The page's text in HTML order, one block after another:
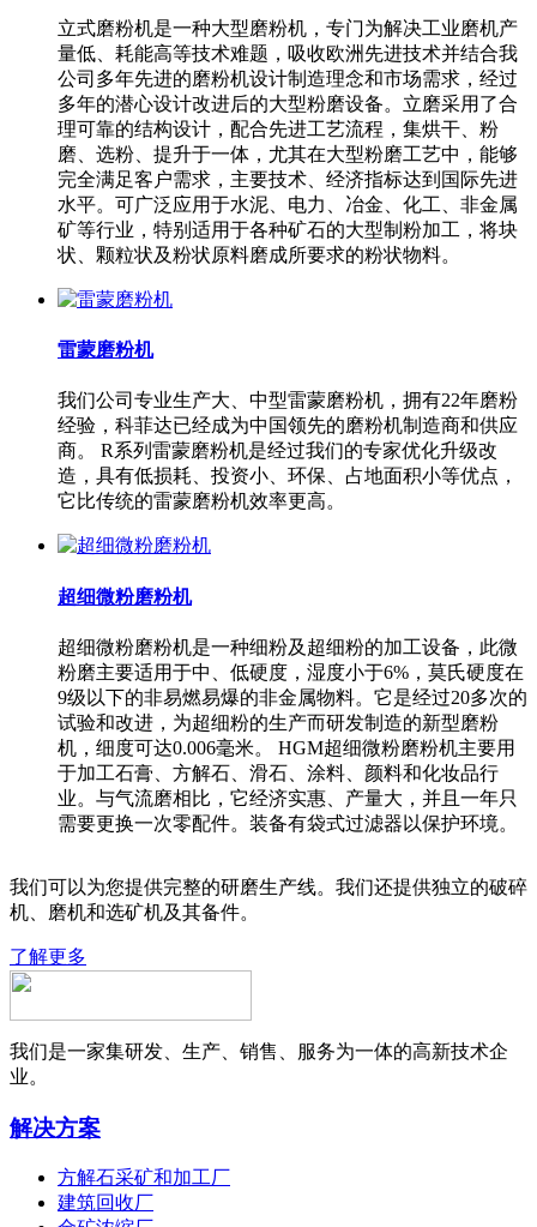
立式磨粉机是一种大型磨粉机，专门为解决工业磨机产
量低、耗能高等技术难题，吸收欧洲先进技术并结合我
公司多年先进的磨粉机设计制造理念和市场需求，经过
多年的潜心设计改进后的大型粉磨设备。立磨采用了合
理可靠的结构设计，配合先进工艺流程，集烘干、粉
磨、选粉、提升于一体，尤其在大型粉磨工艺中，能够
完全满足客户需求，主要技术、经济指标达到国际先进
水平。可广泛应用于水泥、电力、冶金、化工、非金属
矿等行业，特别适用于各种矿石的大型制粉加工，将块
状、颗粒状及粉状原料磨成所要求的粉状物料。
雷蒙磨粉机
我们公司专业生产大、中型雷蒙磨粉机，拥有22年磨粉
经验，科菲达已经成为中国领先的磨粉机制造商和供应
商。 R系列雷蒙磨粉机是经过我们的专家优化升级改
造，具有低损耗、投资小、环保、占地面积小等优点，
它比传统的雷蒙磨粉机效率更高。
超细微粉磨粉机
超细微粉磨粉机是一种细粉及超细粉的加工设备，此微
粉磨主要适用于中、低硬度，湿度小于6%，莫氏硬度在
9级以下的非易燃易爆的非金属物料。它是经过20多次的
试验和改进，为超细粉的生产而研发制造的新型磨粉
机，细度可达0.006毫米。 HGM超细微粉磨粉机主要用
于加工石膏、方解石、滑石、涂料、颜料和化妆品行
业。与气流磨相比，它经济实惠、产量大，并且一年只
需要更换一次零配件。装备有袋式过滤器以保护环境。
我们可以为您提供完整的研磨生产线。我们还提供独立的破碎
机、磨机和选矿机及其备件。
了解更多
我们是一家集研发、生产、销售、服务为一体的高新技术企
业。
解决方案
方解石采矿和加工厂
建筑回收厂